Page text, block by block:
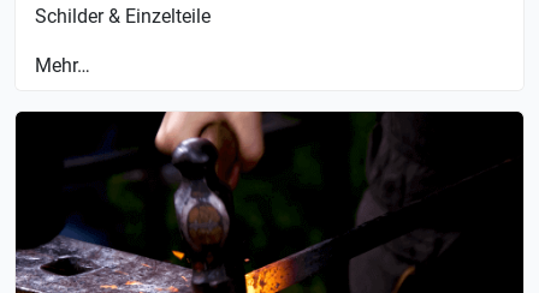
Schilder & Einzelteile
Mehr…